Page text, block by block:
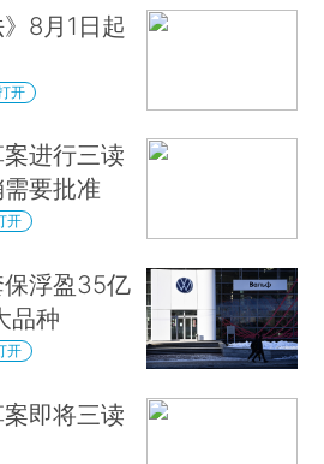
8月1日起
开
进行三读
要批准
开
浮盈35亿
品种
开
即将三读